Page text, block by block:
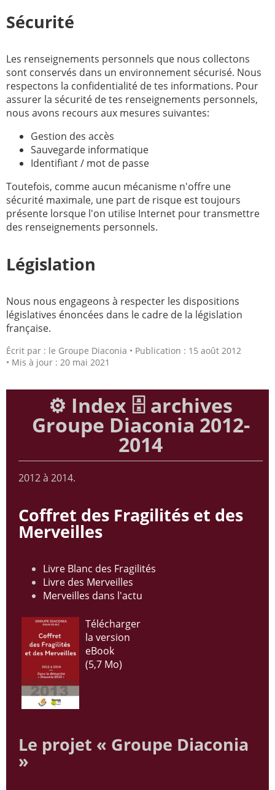
Sécurité
Les renseignements personnels que nous collectons
sont conservés dans un environnement sécurisé. Nous
respectons la confidentialité de tes informations. Pour
assurer la sécurité de tes renseignements personnels,
nous avons recours aux mesures suivantes:
Gestion des accès
Sauvegarde informatique
Identifiant / mot de passe
Toutefois, comme aucun mécanisme n'offre une
sécurité maximale, une part de risque est toujours
présente lorsque l'on utilise Internet pour transmettre
des renseignements personnels.
Législation
Nous nous engageons à respecter les dispositions
législatives énoncées dans le cadre de la législation
française.
Écrit par : le Groupe Diaconia
Publication : 15 août 2012
Mis à jour : 20 mai 2021
⚙️ Index 🗄️ archives
Groupe Diaconia 2012-
2014
2012 à 2014.
Coffret des Fragilités et des
Merveilles
Livre Blanc des Fragilités
Livre des Merveilles
Merveilles dans l'actu
Télécharger
la version
eBook
(5,7 Mo)
Le projet « Groupe Diaconia
»